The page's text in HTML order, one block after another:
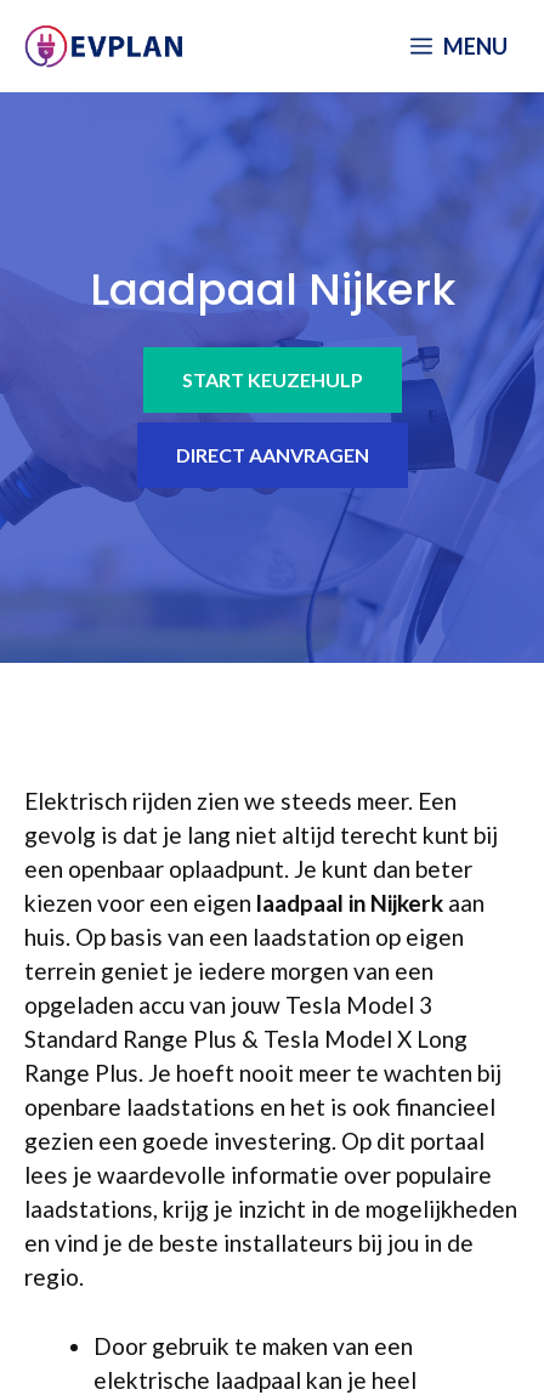
naar
MENU
Laadpaal Nijkerk
START KEUZEHULP
DIRECT AANVRAGEN
Elektrisch rijden zien we steeds meer. Een
gevolg is dat je lang niet altijd terecht kunt bij
een openbaar oplaadpunt. Je kunt dan beter
kiezen voor een eigen laadpaal in Nijkerk aan
huis. Op basis van een laadstation op eigen
terrein geniet je iedere morgen van een
opgeladen accu van jouw Tesla Model 3
Standard Range Plus & Tesla Model X Long
Range Plus. Je hoeft nooit meer te wachten bij
openbare laadstations en het is ook financieel
gezien een goede investering. Op dit portaal
lees je waardevolle informatie over populaire
laadstations, krijg je inzicht in de mogelijkheden
en vind je de beste installateurs bij jou in de
regio.
Door gebruik te maken van een
elektrische laadpaal kan je heel